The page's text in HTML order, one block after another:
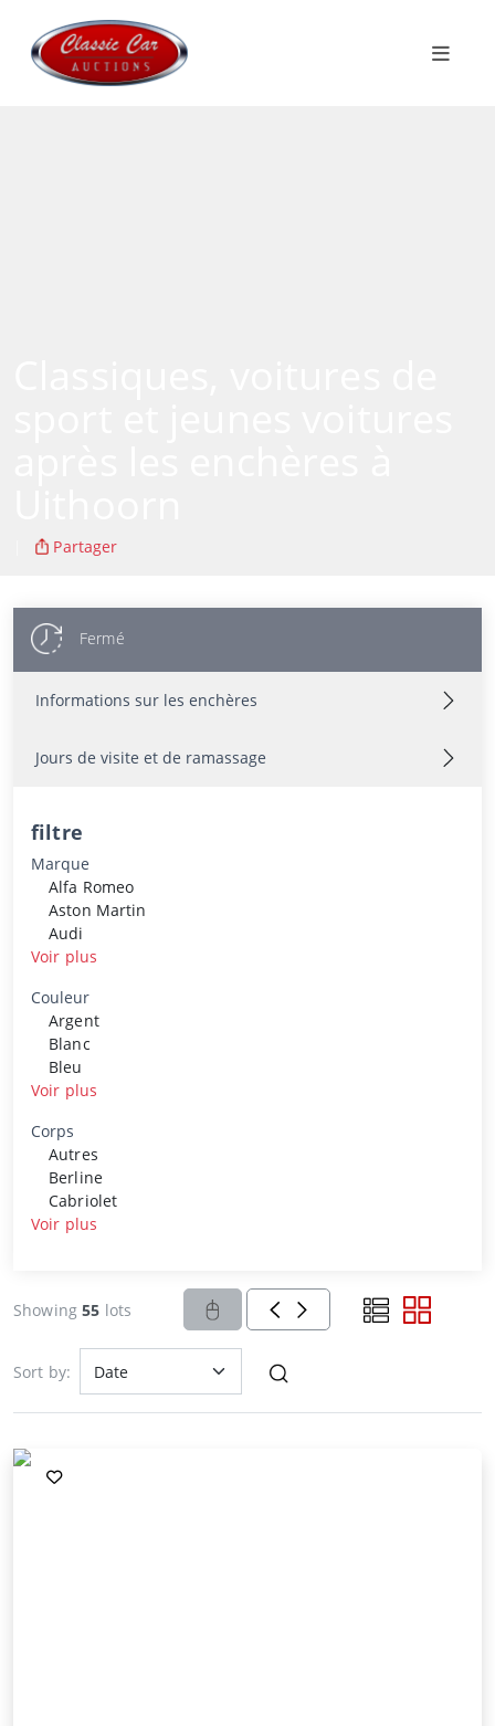
Partager
Showing 55 lots
Sort by:
Fermé
Informations sur les enchères
Jours de visite et de ramassage
filtre
Marque
Alfa Romeo
Aston Martin
Audi
Voir plus
Couleur
Argent
Blanc
Bleu
Voir plus
Corps
Autres
Berline
Cabriolet
Voir plus